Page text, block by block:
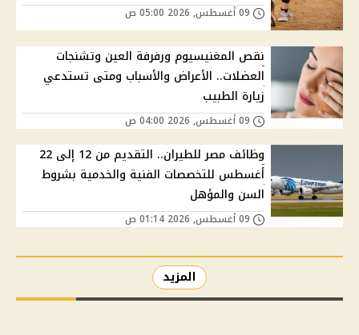
نقص المغنيسيوم ورفرفة العين وتشنجات
العضلات.. الأعراض والأسباب ومتى تستدعي
زيارة الطبيب
وظائف مصر للطيران.. التقديم من 12 إلى 22
أغسطس للتخصصات الفنية والخدمية بشروط
السن والمؤهل
المزيد